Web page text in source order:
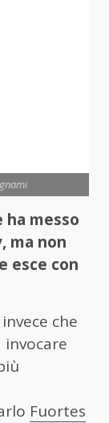
messo
ma non
esce con
che
Fuortes